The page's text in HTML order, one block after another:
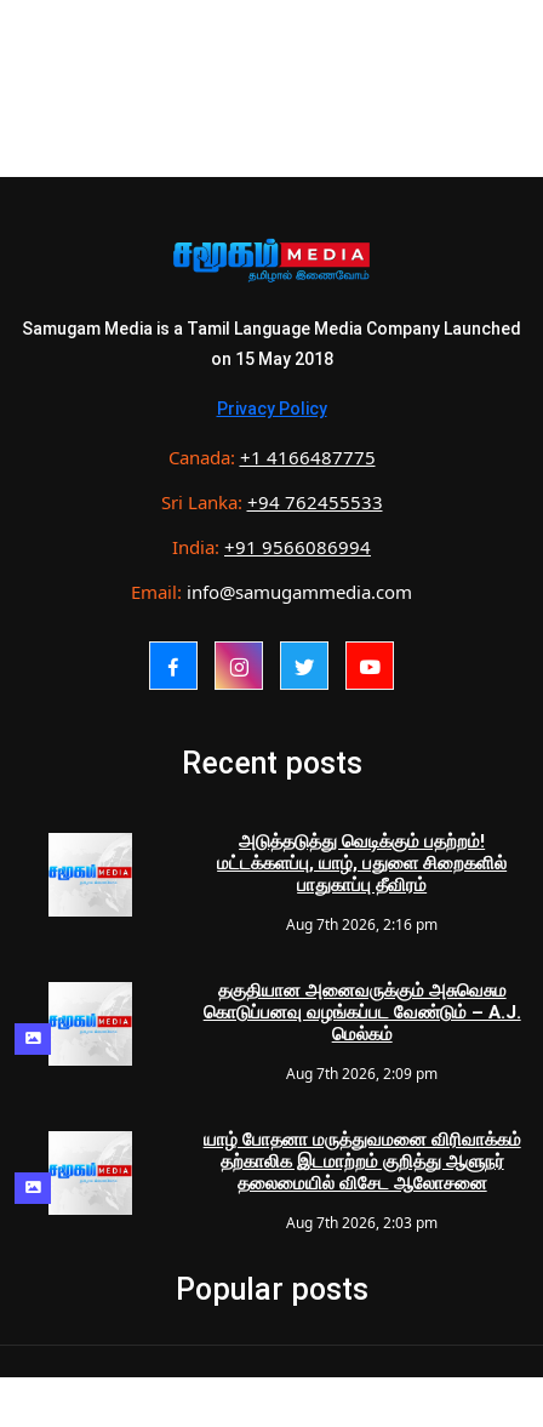
Samugam Media is a Tamil Language Media Company Launched
on 15 May 2018
Privacy Policy
Canada: +1 4166487775
Sri Lanka: +94 762455533
India: +91 9566086994
Email: info@samugammedia.com
Recent posts
அடுத்தடுத்து வெடிக்கும் பதற்றம்!
மட்டக்களப்பு, யாழ், பதுளை சிறைகளில்
பாதுகாப்பு தீவிரம்
Aug 7th 2026, 2:16 pm
தகுதியான அனைவருக்கும் அசுவெசும
கொடுப்பனவு வழங்கப்பட வேண்டும் – A.J.
மெல்கம்
Aug 7th 2026, 2:09 pm
யாழ் போதனா மருத்துவமனை விரிவாக்கம்
தற்காலிக இடமாற்றம் குறித்து ஆளுநர்
தலைமையில் விசேட ஆலோசனை
Aug 7th 2026, 2:03 pm
Popular posts